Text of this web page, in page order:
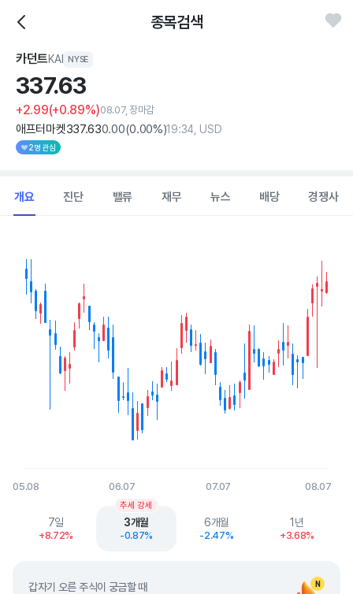
종목검색
카던트KAI NYSE
337.63
+2.99(+0.89%)08.07, 장마감
애프터마켓337.630.00(0.00%)19:34, USD
2명 관심
개요 진단 밸류 재무 뉴스 배당 경쟁사
View as data table, Chart
The chart has 1 X axis displaying Time. Data ranges from
The chart has 1 Y axis displaying values. Data ranges from
05.08 06.07 07.07 08.07
End of interactive chart.
7일
+8.72%
3개월
-0.87%
추세 강세
6개월
-2.47%
1년
+3.68%
N
갑자기 오른 주식이 궁금할 때